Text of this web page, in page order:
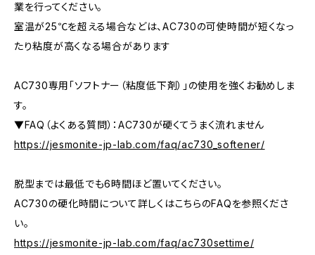
業を行ってください。
室温が25℃を超える場合などは、AC730の可使時間が短くなっ
たり粘度が高くなる場合があります
AC730専用「ソフトナー（粘度低下剤）」の使用を強くお勧めしま
す。
▼FAQ（よくある質問）：AC730が硬くてうまく流れません
https://jesmonite-jp-lab.com/faq/ac730_softener/
脱型までは最低でも6時間ほど置いてください。
AC730の硬化時間について詳しくはこちらのFAQを参照くださ
い。
https://jesmonite-jp-lab.com/faq/ac730settime/